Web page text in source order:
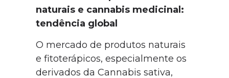
naturais e cannabis medicinal:
tendência global
O mercado de produtos naturais
e fitoterápicos, especialmente os
derivados da Cannabis sativa,